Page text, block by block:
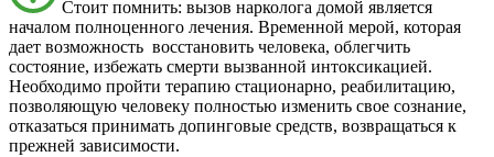
Стоит помнить: вызов нарколога домой является
началом полноценного лечения. Временной мерой, которая
дает возможность восстановить человека, облегчить
состояние, избежать смерти вызванной интоксикацией.
Необходимо пройти терапию стационарно, реабилитацию,
позволяющую человеку полностью изменить свое сознание,
отказаться принимать допинговые средств, возвращаться к
прежней зависимости.